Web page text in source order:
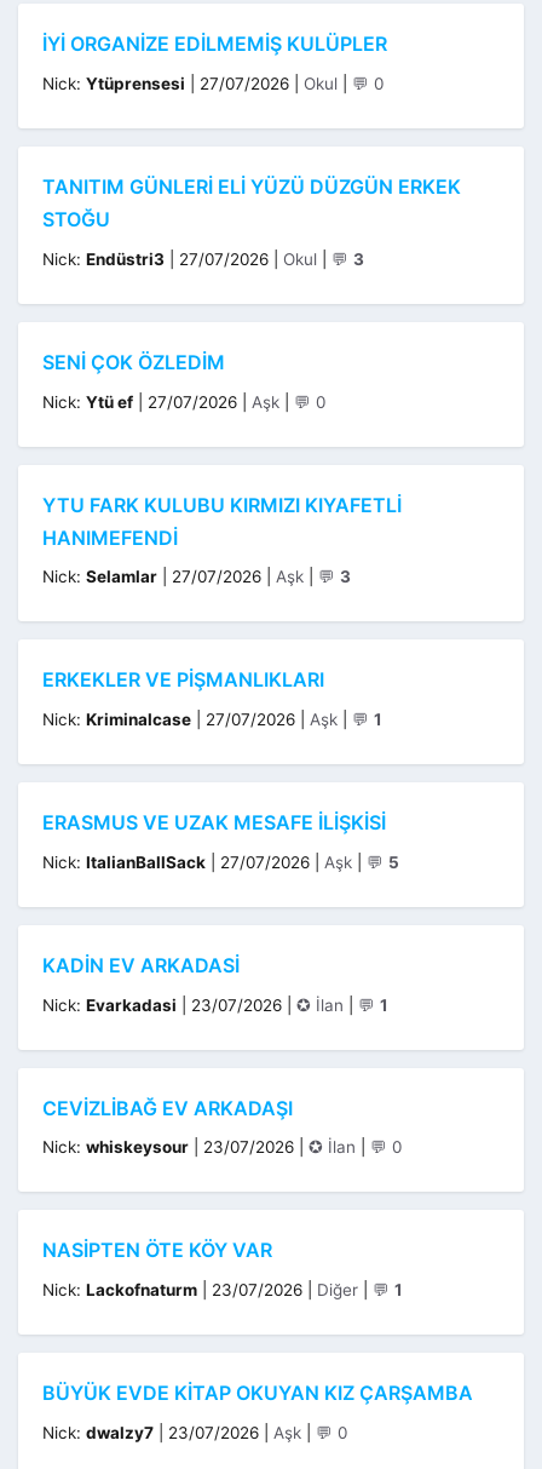
İYI ORGANIZE EDILMEMIŞ KULÜPLER
Nick: Ytüprensesi 27/07/2026 Kategoriler
Okul 💬 0
TANITIM GÜNLERI ELI YÜZÜ DÜZGÜN ERKEK
STOĞU
Nick: Endüstri3 27/07/2026 Kategoriler
Okul 💬 3
SENI ÇOK ÖZLEDIM
Nick: Ytü ef 27/07/2026 Kategoriler
Aşk 💬 0
YTU FARK KULUBU KIRMIZI KIYAFETLI
HANIMEFENDI
Nick: Selamlar 27/07/2026 Kategoriler
Aşk 💬 3
ERKEKLER VE PIŞMANLIKLARI
Nick: Kriminalcase 27/07/2026 Kategoriler
Aşk 💬 1
ERASMUS VE UZAK MESAFE İLIŞKISI
Nick: ItalianBallSack 27/07/2026 Kategoriler
Aşk 💬 5
KADIN EV ARKADASI
Nick: Evarkadasi 23/07/2026 Kategoriler
✪ İlan 💬 1
CEVIZLIBAĞ EV ARKADAŞI
Nick: whiskeysour 23/07/2026 Kategoriler
✪ İlan 💬 0
NASIPTEN ÖTE KÖY VAR
Nick: Lackofnaturm 23/07/2026 Kategoriler
Diğer 💬 1
BÜYÜK EVDE KITAP OKUYAN KIZ ÇARŞAMBA
Nick: dwalzy7 23/07/2026 Kategoriler
Aşk 💬 0